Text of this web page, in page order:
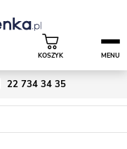
22 734 34 35
KOSZYK MENU